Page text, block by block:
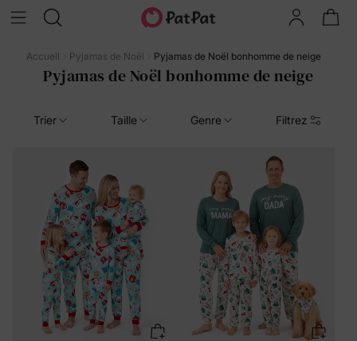
Accueil Pyjamas de Noël Pyjamas de Noël bonhomme de neige
Pyjamas de Noël bonhomme de neige
Trier Taille Genre Filtrez